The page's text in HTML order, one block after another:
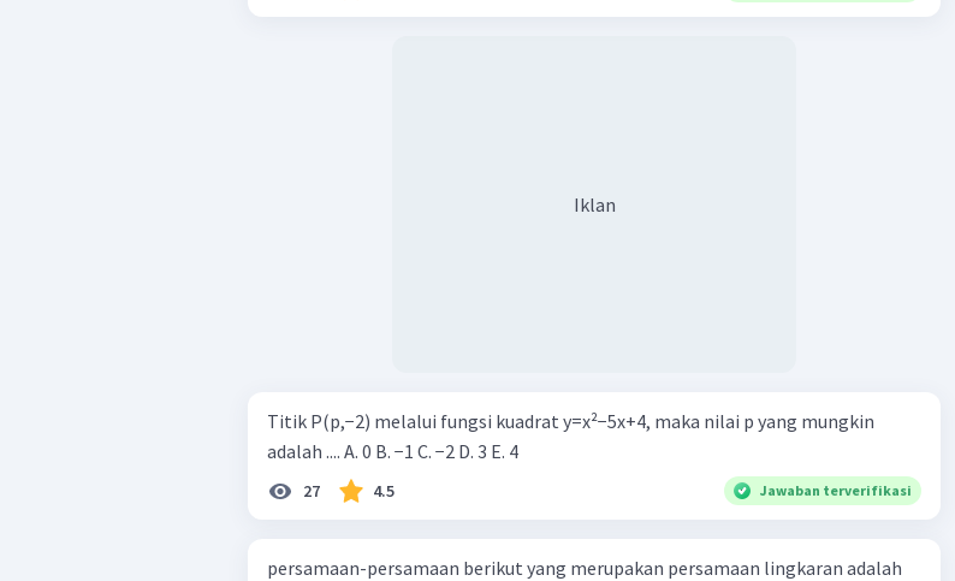
Iklan
Titik P(p,−2) melalui fungsi kuadrat y=x²−5x+4, maka nilai p yang mungkin
adalah .... A. 0 B. −1 C. −2 D. 3 E. 4
27 4.5 Jawaban terverifikasi
persamaan-persamaan berikut yang merupakan persamaan lingkaran adalah